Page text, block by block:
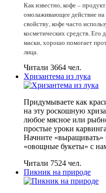
Как известно, кофе –
омолаживающее действие на
свойству, кофе часто
косметических средств.
маски, хорошо помогает
лица.
Читали 3664 чел.
Хризантема из лука
Придумываете как
на эту роскошную
любое мясное или
простые уроки
Начните «выращивать»
«овощные букеты» с
Читали 7524 чел.
Пикник на природе